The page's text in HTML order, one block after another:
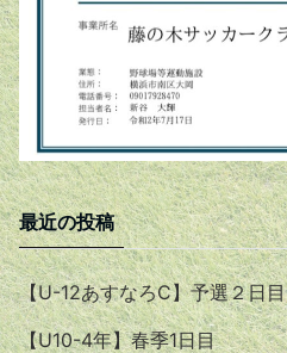
最近の投稿
【U-12あすなろC】予選２日目
【U10-4年】春季1日目